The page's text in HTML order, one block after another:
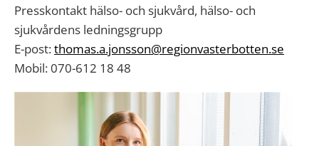
Presskontakt hälso- och sjukvård, hälso- och
sjukvårdens ledningsgrupp
E-post:thomas.a.jonsson@regionvasterbotten.se
Mobil: 070-612 18 48